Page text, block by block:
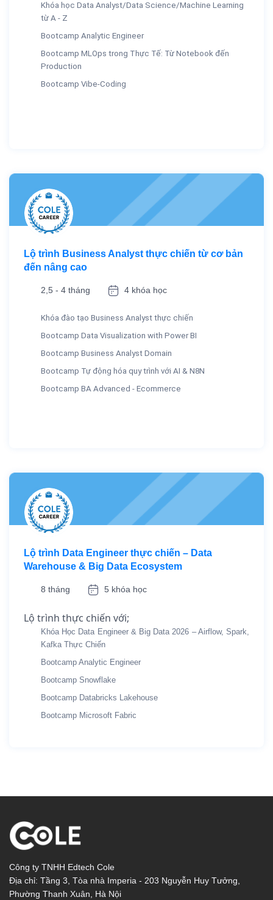
Khóa học Data Analyst/Data Science/Machine Learning
từ A - Z
Bootcamp Analytic Engineer
Bootcamp MLOps trong Thực Tế: Từ Notebook đến
Production
Bootcamp Vibe-Coding
Lộ trình Business Analyst thực chiến từ cơ bản
đến nâng cao
2,5 - 4 tháng 4 khóa học
Khóa đào tạo Business Analyst thực chiến
Bootcamp Data Visualization with Power BI
Bootcamp Business Analyst Domain
Bootcamp Tự động hóa quy trình với AI & N8N
Bootcamp BA Advanced - Ecommerce
Lộ trình Data Engineer thực chiến – Data
Warehouse & Big Data Ecosystem
8 tháng 5 khóa học
Lộ trình thực chiến với;
Khóa Học Data Engineer & Big Data 2026 – Airflow, Spark,
Kafka Thực Chiến
Bootcamp Analytic Engineer
Bootcamp Snowflake
Bootcamp Databricks Lakehouse
Bootcamp Microsoft Fabric
Công ty TNHH Edtech Cole
Địa chỉ: Tầng 3, Tòa nhà Imperia - 203 Nguyễn Huy Tưởng,
Phường Thanh Xuân, Hà Nội